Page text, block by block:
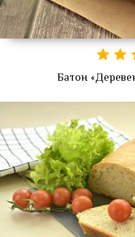
Батон